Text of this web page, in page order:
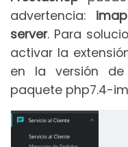
advertencia:
server. Para
activar la
en la versión de
paquete php7.4-